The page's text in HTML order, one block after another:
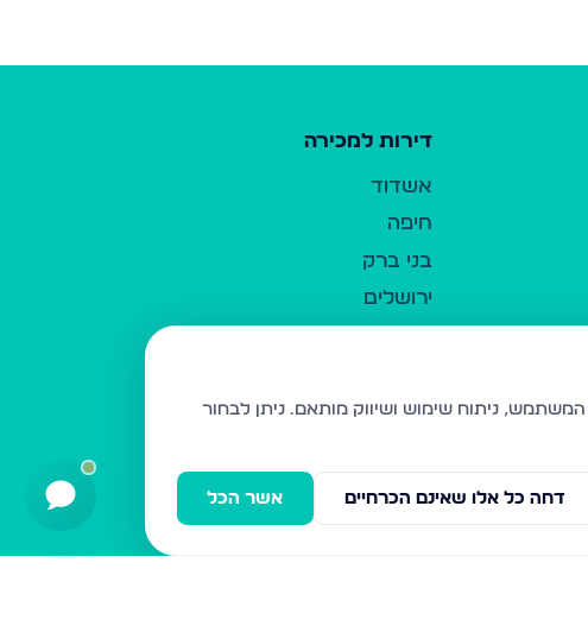
דירות למכירה
אשדוד
חיפה
בני ברק
ירושלים
בית שמש
ביתר עילית
ניתן לבחור
אשר הכל דחה כל אלו שאינם הכרחיים